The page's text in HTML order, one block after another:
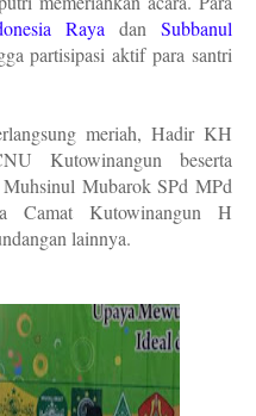
Raya danSubbanul
partisipasi aktif para santri
meriah, Hadir KH
Kutowinangun beserta
Mubarok SPd MPd
Camat Kutowinangun H
lainnya.